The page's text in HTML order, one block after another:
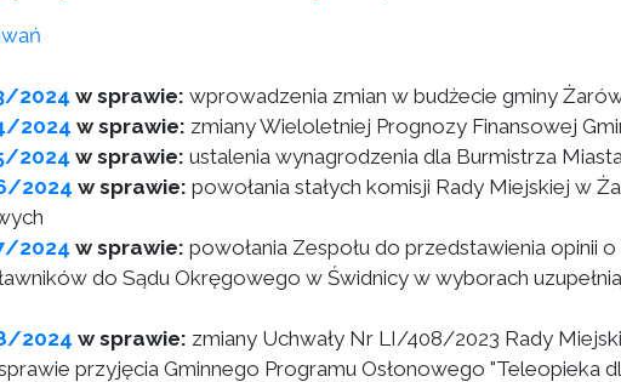
2024 w sprawie: wprowadzenia zmian w budżecie gminy
2024 w sprawie: zmiany Wieloletniej Prognozy Finansowej
2024 w sprawie: ustalenia wynagrodzenia dla Burmistrza
2024 w sprawie: powołania stałych komisji Rady Miejskiej w
2024 w sprawie: powołania Zespołu do przedstawienia opinii
do Sądu Okręgowego w Świdnicy w wyborach
2024 w sprawie: zmiany Uchwały Nr LI/408/2023 Rady
przyjęcia Gminnego Programu Osłonowego "Teleopieka